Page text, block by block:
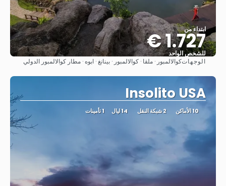
ابتداء من
1.727 €
للشخص الواحد
شاهد
الوجهاتكوالالمبور · ملقا · كوالالمبور · بينانغ · ابوه · مطار كوالالمبور الدولي
Insolito USA
10 الأماكن 2 شبكة النقل 14 ليال 1 تأمينات